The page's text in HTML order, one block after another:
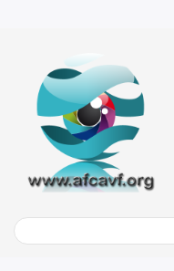
Search
Search